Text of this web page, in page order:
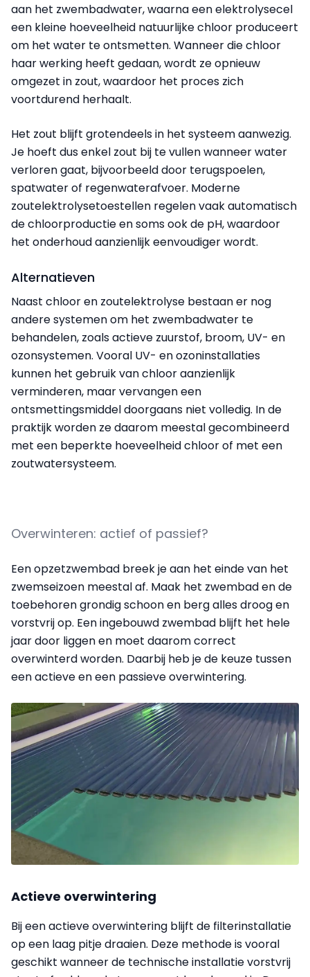
aan het zwembadwater, waarna een elektrolysecel
een kleine hoeveelheid natuurlijke chloor produceert
om het water te ontsmetten. Wanneer die chloor
haar werking heeft gedaan, wordt ze opnieuw
omgezet in zout, waardoor het proces zich
voortdurend herhaalt.
Het zout blijft grotendeels in het systeem aanwezig.
Je hoeft dus enkel zout bij te vullen wanneer water
verloren gaat, bijvoorbeeld door terugspoelen,
spatwater of regenwaterafvoer. Moderne
zoutelektrolysetoestellen regelen vaak automatisch
de chloorproductie en soms ook de pH, waardoor
het onderhoud aanzienlijk eenvoudiger wordt.
Alternatieven
Naast chloor en zoutelektrolyse bestaan er nog
andere systemen om het zwembadwater te
behandelen, zoalsactieve zuurstof, broom, UV- en
ozonsystemen. Vooral UV- en ozoninstallaties
kunnen het gebruik van chloor aanzienlijk
verminderen, maar vervangen een
ontsmettingsmiddel doorgaans niet volledig. In de
praktijk worden ze daarom meestal gecombineerd
met een beperkte hoeveelheid chloor of met een
zoutwatersysteem.
Overwinteren: actief of passief?
Een opzetzwembad breek je aan het einde van het
zwemseizoen meestal af. Maak het zwembad en de
toebehoren grondig schoon en berg alles droog en
vorstvrij op. Een ingebouwd zwembad blijft het hele
jaar door liggen en moet daarom correct
overwinterd worden. Daarbij heb je de keuze tussen
een actieve en een passieve overwintering.
Actieve overwintering
Bij een actieve overwintering blijft de filterinstallatie
op een laag pitje draaien. Deze methode is vooral
geschikt wanneer de technische installatie vorstvrij